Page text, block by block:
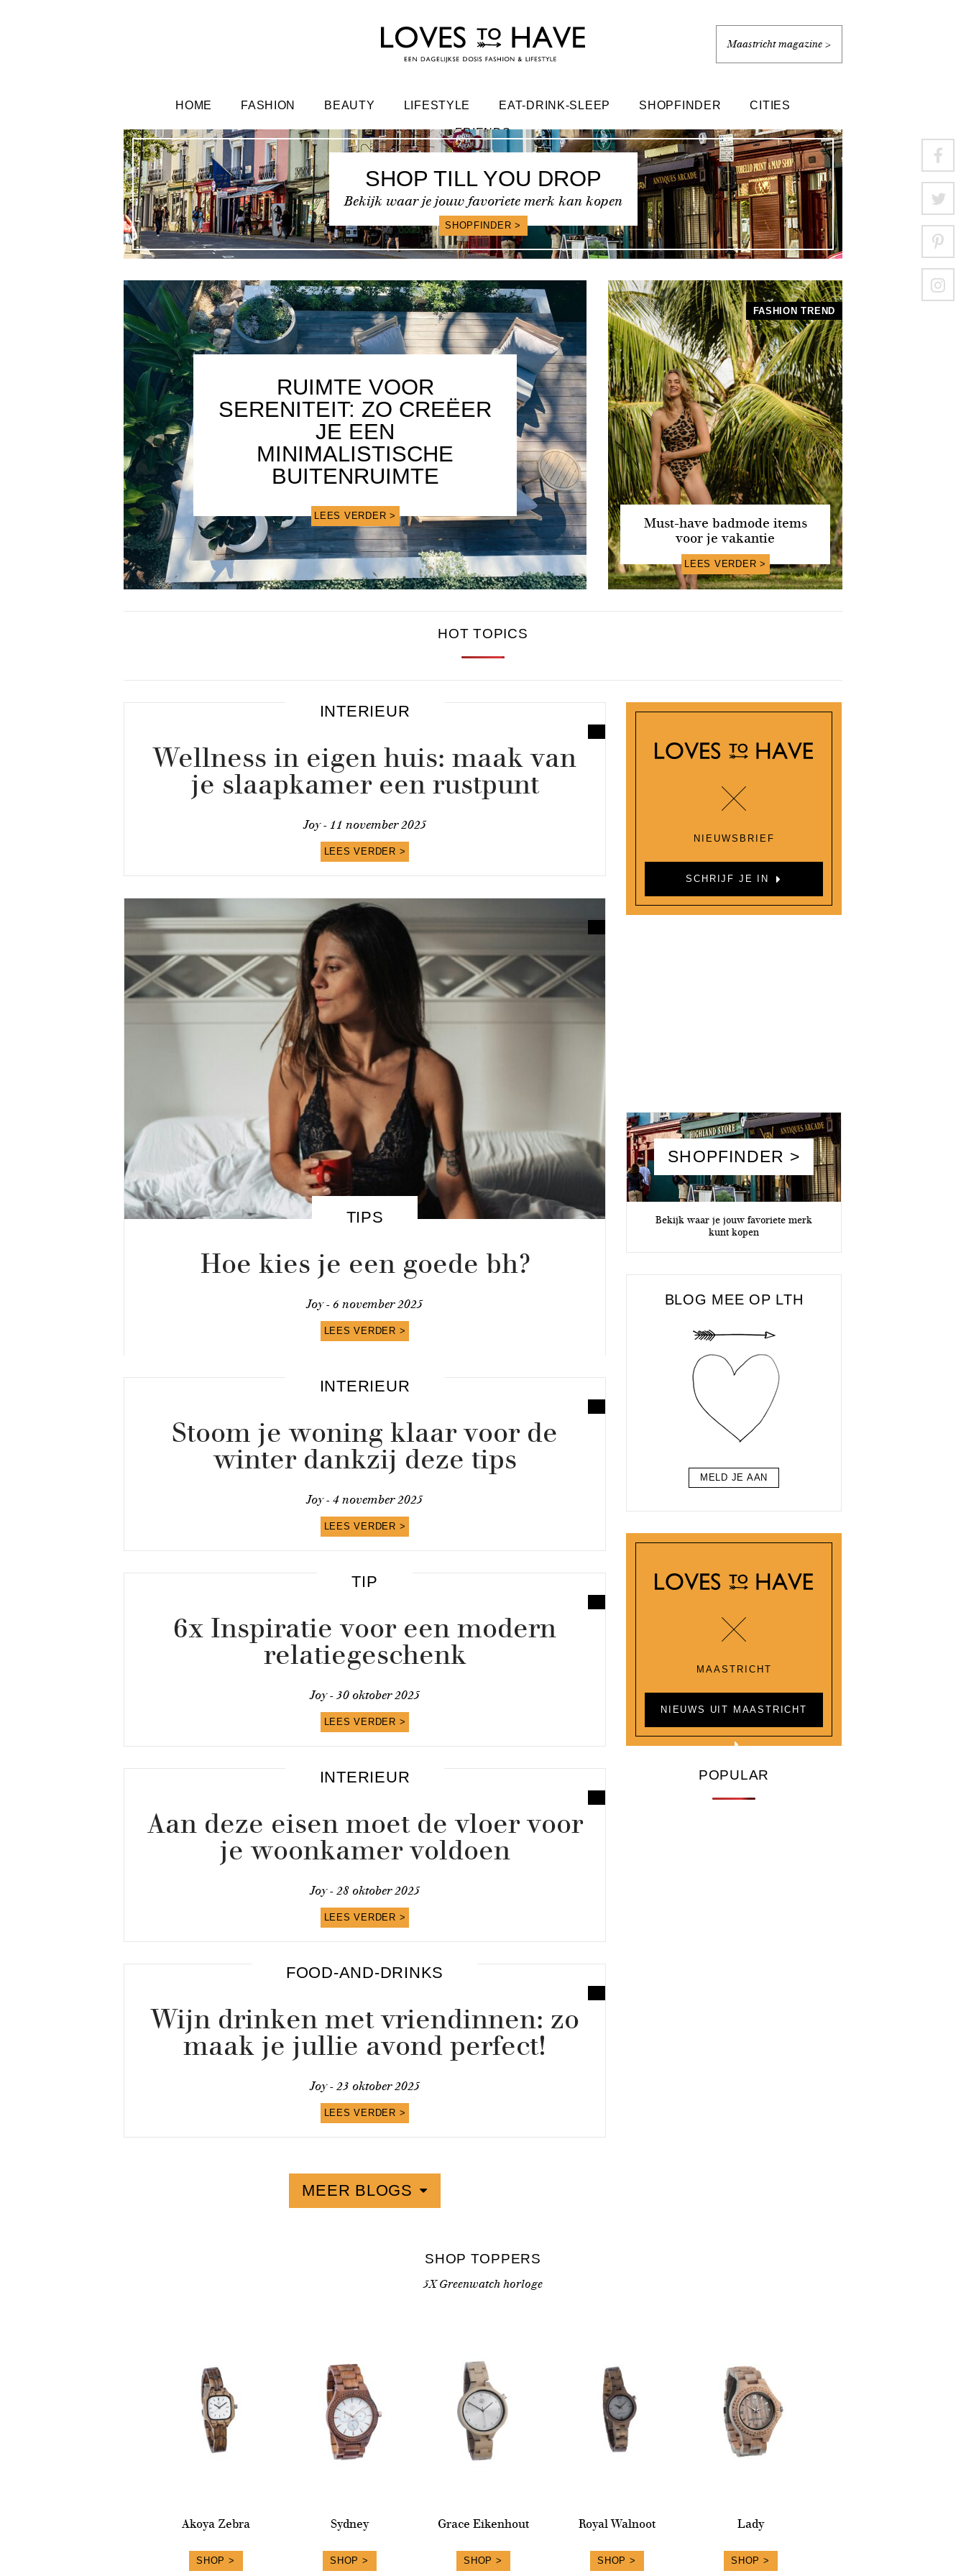
Maastricht magazine >
HOME FASHION BEAUTY LIFESTYLE EAT-DRINK-SLEEP SHOPFINDER CITIES
FRIENDS
SHOP TILL YOU DROP
Bekijk waar je jouw favoriete merk kan kopen
SHOPFINDER >
RUIMTE VOOR
SERENITEIT: ZO CREËER
JE EEN
MINIMALISTISCHE
BUITENRUIMTE
LEES VERDER >
FASHION TREND
Must-have badmode items
voor je vakantie
LEES VERDER >
HOT TOPICS
INTERIEUR
Wellness in eigen huis: maak van
je slaapkamer een rustpunt
Joy - 11 november 2025
LEES VERDER >
TIPS
Hoe kies je een goede bh?
Joy - 6 november 2025
LEES VERDER >
INTERIEUR
Stoom je woning klaar voor de
winter dankzij deze tips
Joy - 4 november 2025
LEES VERDER >
TIP
6x Inspiratie voor een modern
relatiegeschenk
Joy - 30 oktober 2025
LEES VERDER >
INTERIEUR
Aan deze eisen moet de vloer voor
je woonkamer voldoen
Joy - 28 oktober 2025
LEES VERDER >
FOOD-AND-DRINKS
Wijn drinken met vriendinnen: zo
maak je jullie avond perfect!
Joy - 23 oktober 2025
LEES VERDER >
MEER BLOGS
NIEUWSBRIEF
SCHRIJF JE IN
SHOPFINDER >
Bekijk waar je jouw favoriete merk
kunt kopen
BLOG MEE OP LTH
MELD JE AAN
MAASTRICHT
NIEUWS UIT MAASTRICHT
POPULAR
SHOP TOPPERS
5X Greenwatch horloge
Akoya Zebra
SHOP >
Sydney
SHOP >
Grace Eikenhout
SHOP >
Royal Walnoot
SHOP >
Lady
SHOP >